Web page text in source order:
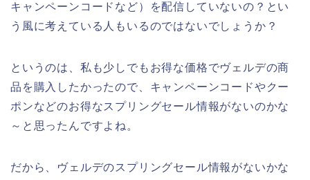
キャンペーンコードなど）を配信していないの？とい
う風に考えている人もいるのではないでしょうか？
というのは、私も少しでもお得な価格でヴェルデの商
品を購入したかったので、キャンペーンコードやクー
ポンなどのお得なスプリングセール情報がないのかな
～と思ったんですよね。
だから、ヴェルデのスプリングセール情報がないかな